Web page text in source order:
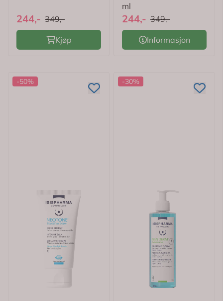
244,- 349,-
Kjøp
ml
244,- 349,-
Informasjon
-50% -30%